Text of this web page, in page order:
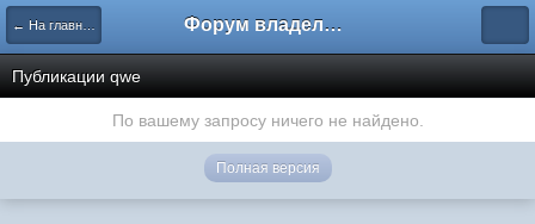
← На главную Форум владельцев интернет-магазинов
Публикации qwe
По вашему запросу ничего не найдено.
Полная версия